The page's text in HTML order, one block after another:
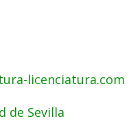
licenciatura.com
de Sevilla